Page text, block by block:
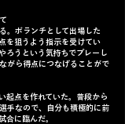
。ボランチとして出場した
を狙うよう指示を受けてい
ろうという気持ちでプレーし
がら得点につなげることがで
起点を作れていた。普段から
手なので、自分も積極的に前
合に臨んだ。